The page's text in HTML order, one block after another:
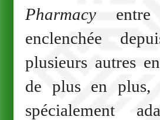
Pharmacy entre
enclenchée
plusieurs autres
de plus en plus,
spécialement